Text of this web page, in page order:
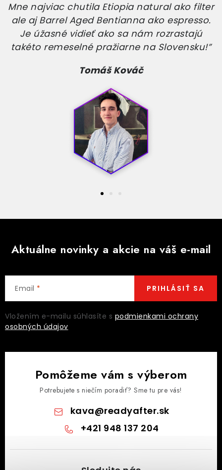
neskutočne chutného zrnkového pokladu.
Neviem, ako ste to dokázali, ale ste ma
definitívne premenili na kávového nadšenca.
Ďakujem!
Michal Mikuš
Aktuálne novinky a akcie na váš e-mail
Email
Vložením e-mailu súhlasíte s podmienkami ochrany
osobných údajov
PRIHLÁSIŤ SA
Pomôžeme vám s výberom
Potrebujete s niečím poradiť? Sme tu pre vás!
kava@readyafter.sk
+421 948 137 204